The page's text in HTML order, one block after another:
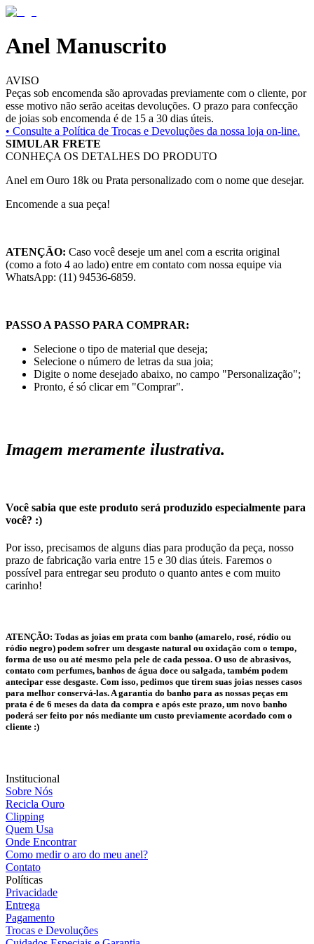
Anel Manuscrito
AVISO
Peças sob encomenda são aprovadas previamente com o cliente, por
esse motivo não serão aceitas devoluções. O prazo para confecção
de joias sob encomenda é de 15 a 30 dias úteis.
• Consulte a Política de Trocas e Devoluções da nossa loja on-line.
SIMULAR FRETE
CONHEÇA OS DETALHES DO PRODUTO
Anel em Ouro 18k ou Prata personalizado com o nome que desejar.
Encomende a sua peça!
ATENÇÃO: Caso você deseje um anel com a escrita original
(como a foto 4 ao lado) entre em contato com nossa equipe via
WhatsApp: (11) 94536-6859.
PASSO A PASSO PARA COMPRAR:
Selecione o tipo de material que deseja;
Selecione o número de letras da sua joia;
Digite o nome desejado abaixo, no campo "Personalização";
Pronto, é só clicar em "Comprar".
Imagem meramente ilustrativa.
Você sabia que este produto será produzido especialmente para
você? :)
Por isso, precisamos de alguns dias para produção da peça, nosso
prazo de fabricação varia entre 15 e 30 dias úteis. Faremos o
possível para entregar seu produto o quanto antes e com muito
carinho!
ATENÇÃO: Todas as joias em prata com banho (amarelo, rosé, ródio ou
ródio negro) podem sofrer um desgaste natural ou oxidação com o tempo,
forma de uso ou até mesmo pela pele de cada pessoa. O uso de abrasivos,
contato com perfumes, banhos de água doce ou salgada, também podem
antecipar esse desgaste. Com isso, pedimos que tirem suas joias nesses casos
para melhor conservá-las. A garantia do banho para as nossas peças em
prata é de 6 meses da data da compra e após este prazo, um novo banho
poderá ser feito por nós mediante um custo previamente acordado com o
cliente :)
Institucional
Sobre Nós
Recicla Ouro
Clipping
Quem Usa
Onde Encontrar
Como medir o aro do meu anel?
Contato
Políticas
Privacidade
Entrega
Pagamento
Trocas e Devoluções